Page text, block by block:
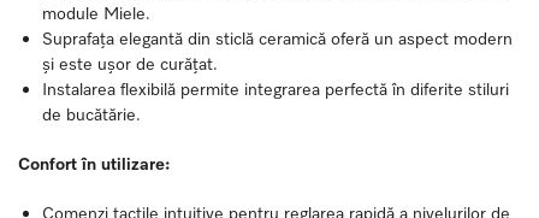
module Miele.
Suprafața elegantă din sticlă ceramică oferă un aspect modern
și este ușor de curățat.
Instalarea flexibilă permite integrarea perfectă în diferite stiluri
de bucătărie.
Confort în utilizare:
Comenzi tactile intuitive pentru reglarea rapidă a nivelurilor de